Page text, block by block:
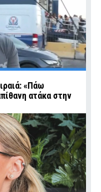
«Πάω
ατάκα στην